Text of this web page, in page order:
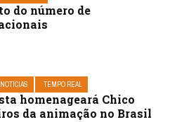
do número de
NOTÍCIAS TEMPO REAL
homenageará Chico
da animação no Brasil